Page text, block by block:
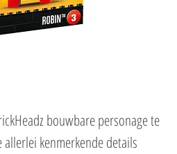
bouwbare personage te
allerlei kenmerkende details